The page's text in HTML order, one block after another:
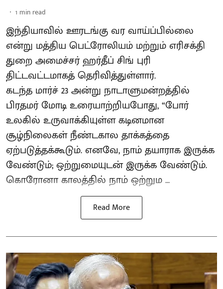
1 min read
இந்தியாவில் ஊரடங்கு வர வாய்ப்பில்லை
என்று மத்திய பெட்ரோலியம் மற்றும் எரிசக்தி
துறை அமைச்சர் ஹர்தீப் சிங் புரி
திட்டவட்டமாகத் தெரிவித்துள்ளார்.
கடந்த மார்ச் 23 அன்று நாடாளுமன்றத்தில்
பிரதமர் மோடி உரையாற்றியபோது, “போர்
உலகில் உருவாக்கியுள்ள கடினமான
சூழ்நிலைகள் நீண்டகால தாக்கத்தை
ஏற்படுத்தக்கூடும். எனவே, நாம் தயாராக இருக்க
வேண்டும்; ஒற்றுமையுடன் இருக்க வேண்டும்.
கொரோனா காலத்தில் நாம் ஒற்றும ...
Read More